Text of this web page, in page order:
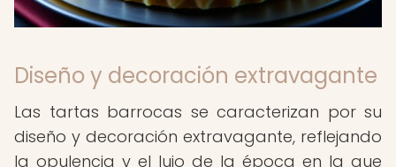
Diseño y decoración extravagante
Las tartas barrocas se caracterizan por su
diseño y decoración extravagante, reflejando
la opulencia y el lujo de la época en la que